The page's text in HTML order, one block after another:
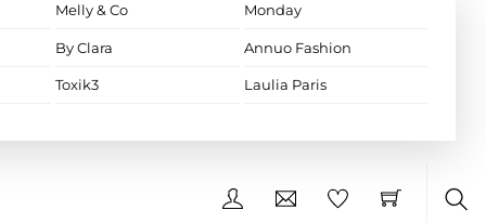
Melly & Co Monday
By Clara Annuo Fashion
Toxik3 Laulia Paris